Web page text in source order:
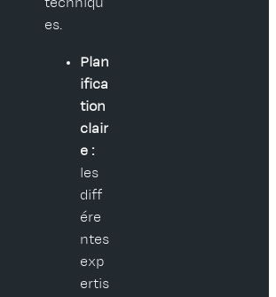
es.
Plan
ifica
tion
clair
e :
les
diff
ére
ntes
exp
ertis